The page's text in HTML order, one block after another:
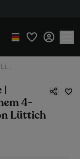
|
4-
Lüttich